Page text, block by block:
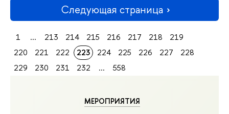
МЕРОПРИЯТИЯ
Следующая страница
1 ... 213 214 215 216 217 218
219
220
221 222 223 224 225 226 227
228
229
230 231 232 ... 558